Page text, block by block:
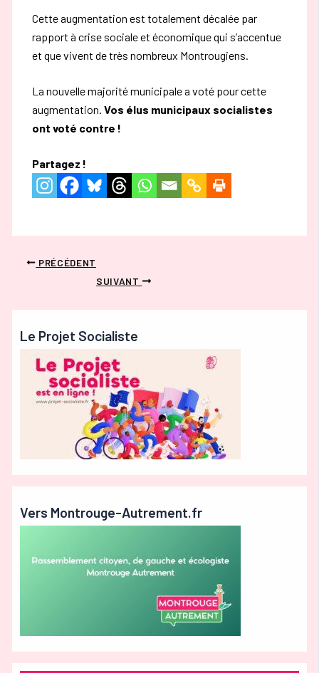
Cette augmentation est totalement décalée par
rapport à crise sociale et économique qui s’accentue
et que vivent de très nombreux Montrougiens.
La nouvelle majorité municipale a voté pour cette
augmentation.Vos élus municipaux socialistes
ont voté contre !
Partagez !
PRÉCÉDENT
SUIVANT
Le Projet Socialiste
Vers Montrouge-Autrement.fr